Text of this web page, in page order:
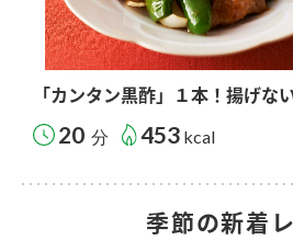
「カンタン黒酢」１本！揚げな
20 分 453 kcal
季節の新着